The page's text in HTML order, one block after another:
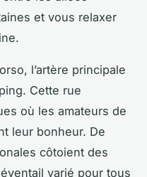
et vous relaxer
l’artère principale
Cette rue
où les amateurs de
leur bonheur. De
côtoient des
varié pour tous